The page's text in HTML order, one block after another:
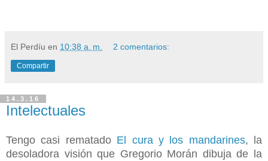
El Perdíu en 10:38 a. m. 2 comentarios:
Compartir
14.3.16
Intelectuales
Tengo casi rematado El cura y los mandarines, la
desoladora visión que Gregorio Morán dibuja de la